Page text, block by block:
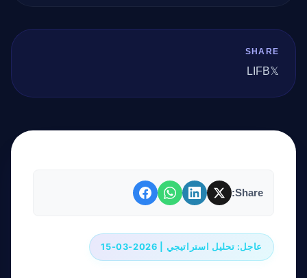
SHARE
𝕏
FB
LI
Share:
عاجل: تحليل استراتيجي | 2026-03-15